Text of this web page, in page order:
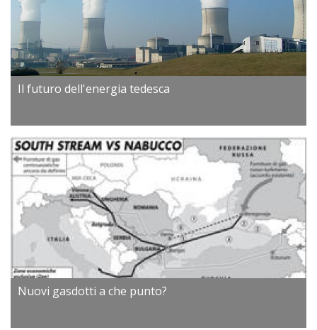
Il futuro dell'energia tedesca
Nuovi gasdotti a che punto?